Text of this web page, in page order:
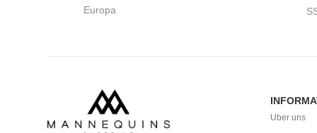
Europa
Uber uns